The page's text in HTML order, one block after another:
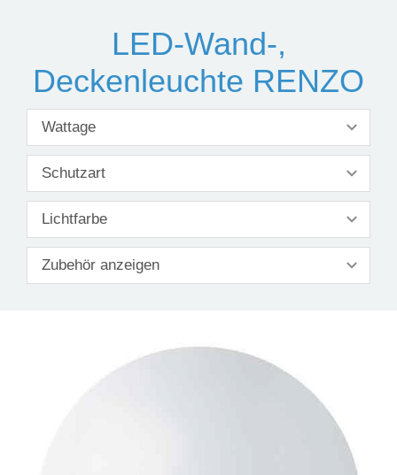
LED-Wand-,
Deckenleuchte RENZO
Wattage
Schutzart
Lichtfarbe
Zubehör anzeigen